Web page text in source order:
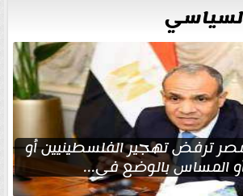
مصر ترفض تهجير الفلسطينيين أو
المساس بالوضع في...